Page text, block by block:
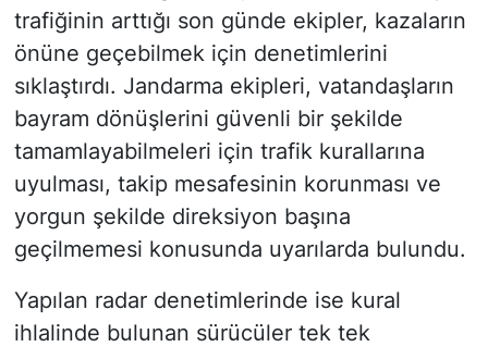
trafiğinin arttığı son günde ekipler, kazaların
önüne geçebilmek için denetimlerini
sıklaştırdı. Jandarma ekipleri, vatandaşların
bayram dönüşlerini güvenli bir şekilde
tamamlayabilmeleri için trafik kurallarına
uyulması, takip mesafesinin korunması ve
yorgun şekilde direksiyon başına
geçilmemesi konusunda uyarılarda bulundu.
Yapılan radar denetimlerinde ise kural
ihlalinde bulunan sürücüler tek tek